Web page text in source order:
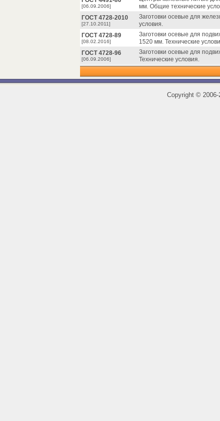
[06.09.2006]
мм. Общие технические
ГОСТ 4728-2010
[27.10.2011]
Заготовки осевые для
условия.
ГОСТ 4728-89
[08.02.2016]
Заготовки осевые для
1520 мм. Технические
ГОСТ 4728-96
[06.09.2006]
Заготовки осевые для
Технические условия.
Copyright ©